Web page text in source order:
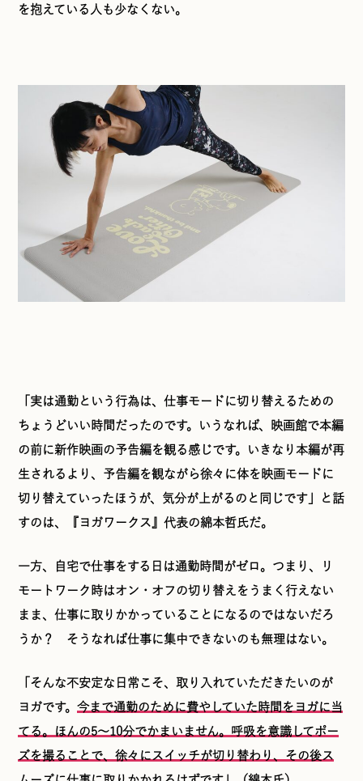
を抱えている人も少なくない。
「実は通勤という行為は、仕事モードに切り替えるための
ちょうどいい時間だったのです。いうなれば、映画館で本編
の前に新作映画の予告編を観る感じです。いきなり本編が再
生されるより、予告編を観ながら徐々に体を映画モードに
切り替えていったほうが、気分が上がるのと同じです」と話
すのは、『ヨガワークス』代表の綿本哲氏だ。
一方、自宅で仕事をする日は通勤時間がゼロ。つまり、リ
モートワーク時はオン・オフの切り替えをうまく行えない
まま、仕事に取りかかっていることになるのではないだろ
うか？ そうなれば仕事に集中できないのも無理はない。
「そんな不安定な日常こそ、取り入れていただきたいのが
ヨガです。今まで通勤のために費やしていた時間をヨガに当
てる。ほんの5〜10分でかまいません。呼吸を意識してポー
ズを撮ることで、徐々にスイッチが切り替わり、その後ス